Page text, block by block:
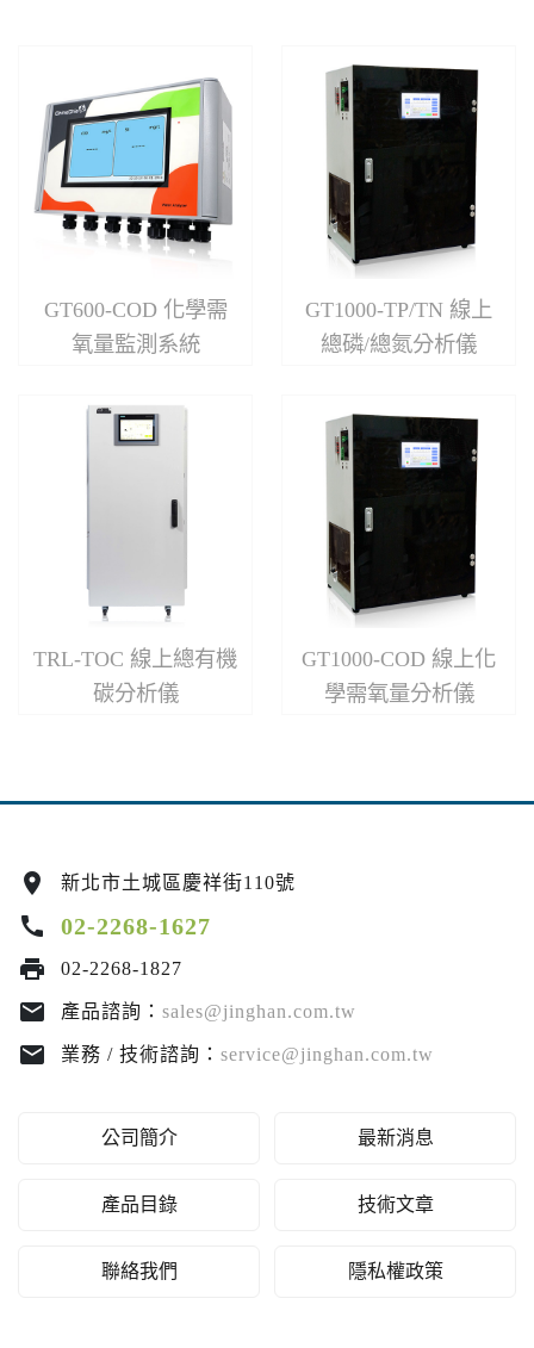
GT600-COD 化學需
氧量監測系統
GT1000-TP/TN 線上
總磷/總氮分析儀
TRL-TOC 線上總有機
碳分析儀
GT1000-COD 線上化
學需氧量分析儀
location_on 新北市土城區慶祥街110號
call 02-2268-1627
print 02-2268-1827
email 產品諮詢： sales@jinghan.com.tw
email 業務 / 技術諮詢： service@jinghan.com.tw
公司簡介 最新消息
產品目錄 技術文章
聯絡我們 隱私權政策